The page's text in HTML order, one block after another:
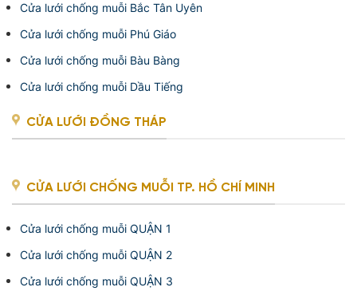
Cửa lưới chống muỗi Bắc Tân Uyên
Cửa lưới chống muỗi Phú Giáo
Cửa lưới chống muỗi Bàu Bàng
Cửa lưới chống muỗi Dầu Tiếng
CỬA LƯỚI ĐỒNG THÁP
CỬA LƯỚI CHỐNG MUỖI TP. HỒ CHÍ MINH
Cửa lưới chống muỗi QUẬN 1
Cửa lưới chống muỗi QUẬN 2
Cửa lưới chống muỗi QUẬN 3